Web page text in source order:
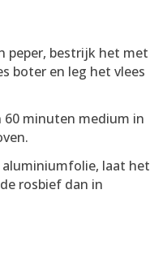
peper, bestrijk het met
boter en leg het vlees
minuten medium in
aluminiumfolie, laat het
rosbief dan in